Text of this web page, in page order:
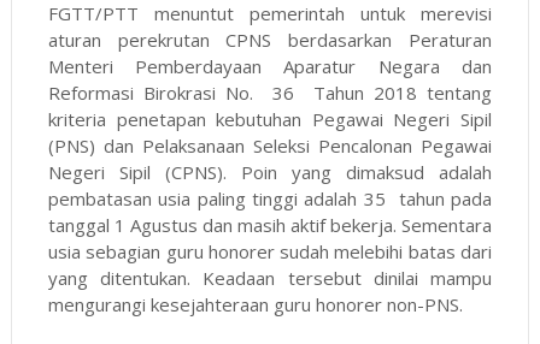
FGTT/PTT menuntut pemerintah untuk merevisi
aturan perekrutan CPNS berdasarkan Peraturan
Menteri Pemberdayaan Aparatur Negara dan
Reformasi Birokrasi No. 36 Tahun 2018 tentang
kriteria penetapan kebutuhan Pegawai Negeri Sipil
(PNS) dan Pelaksanaan Seleksi Pencalonan Pegawai
Negeri Sipil (CPNS). Poin yang dimaksud adalah
pembatasan usia paling tinggi adalah 35 tahun pada
tanggal 1 Agustus dan masih aktif bekerja. Sementara
usia sebagian guru honorer sudah melebihi batas dari
yang ditentukan. Keadaan tersebut dinilai mampu
mengurangi kesejahteraan guru honorer non-PNS.